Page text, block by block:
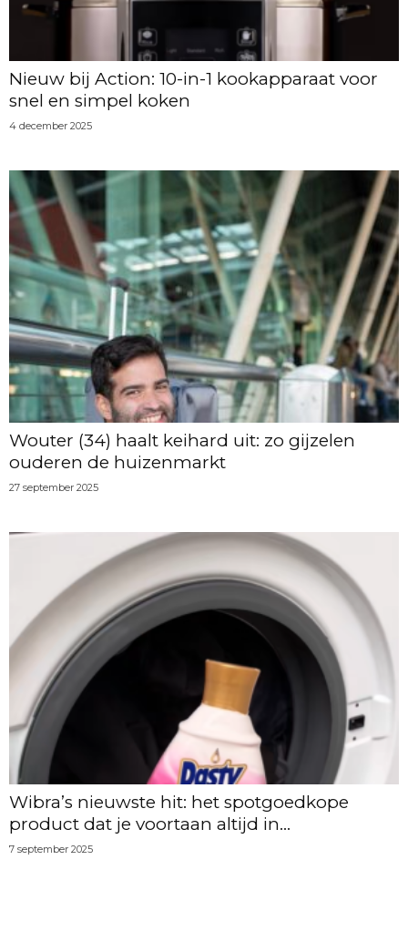
Nieuw bij Action: 10-in-1 kookapparaat voor
snel en simpel koken
4 december 2025
Wouter (34) haalt keihard uit: zo gijzelen
ouderen de huizenmarkt
27 september 2025
Wibra’s nieuwste hit: het spotgoedkope
product dat je voortaan altijd in...
7 september 2025